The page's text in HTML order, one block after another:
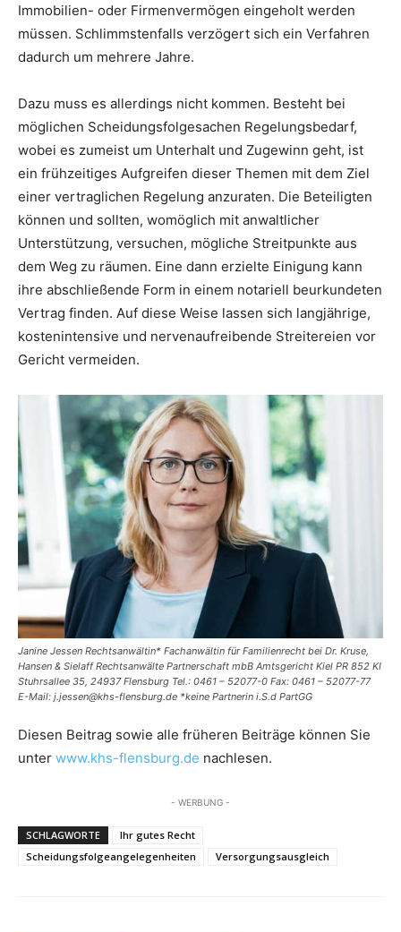
Immobilien- oder Firmenvermögen eingeholt werden
müssen. Schlimmstenfalls verzögert sich ein Verfahren
dadurch um mehrere Jahre.
Dazu muss es allerdings nicht kommen. Besteht bei
möglichen Scheidungsfolgesachen Regelungsbedarf,
wobei es zumeist um Unterhalt und Zugewinn geht, ist
ein frühzeitiges Aufgreifen dieser Themen mit dem Ziel
einer vertraglichen Regelung anzuraten. Die Beteiligten
können und sollten, womöglich mit anwaltlicher
Unterstützung, versuchen, mögliche Streitpunkte aus
dem Weg zu räumen. Eine dann erzielte Einigung kann
ihre abschließende Form in einem notariell beurkundeten
Vertrag finden. Auf diese Weise lassen sich langjährige,
kostenintensive und nervenaufreibende Streitereien vor
Gericht vermeiden.
Janine Jessen Rechtsanwältin* Fachanwältin für Familienrecht bei Dr. Kruse,
Hansen & Sielaff Rechtsanwälte Partnerschaft mbB Amtsgericht Kiel PR 852 KI
Stuhrsallee 35, 24937 Flensburg Tel.: 0461 – 52077-0 Fax: 0461 – 52077-77
E-Mail: j.jessen@khs-flensburg.de *keine Partnerin i.S.d PartGG
Diesen Beitrag sowie alle früheren Beiträge können Sie
unter www.khs-flensburg.de nachlesen.
- WERBUNG -
SCHLAGWORTE
Ihr gutes Recht
Scheidungsfolgeangelegenheiten
Versorgungsausgleich